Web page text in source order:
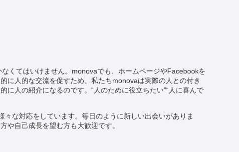
くてはいけません。monovaでも、ホームページやFacebookを
に人的な交流を促すため、私たちmonovaは実際の人との付き
人の紹介になるのです。“人のために役立ちたい”“人に喜んで
な対応をしています。毎日のように新しい出会いがありま
や自己成長を望む方も大歓迎です。